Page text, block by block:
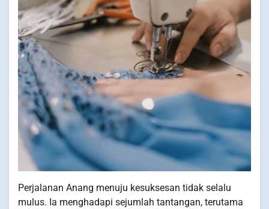
Perjalanan Anang menuju kesuksesan tidak selalu
mulus. Ia menghadapi sejumlah tantangan, terutama